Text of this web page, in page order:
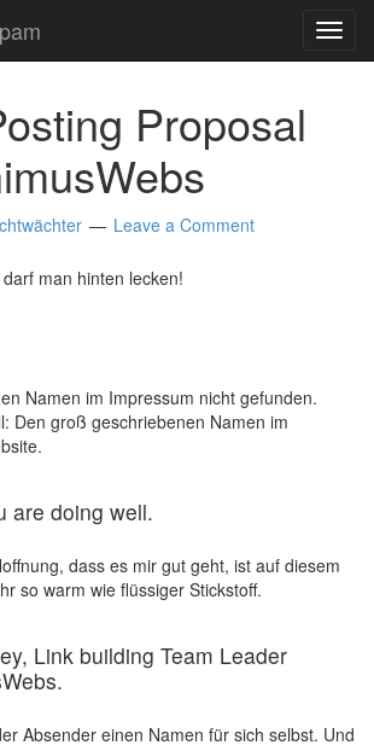
Proposal
Leave a Comment
man hinten lecken!
Namen im Impressum nicht gefunden.
Den groß geschriebenen Namen im
are doing well.
dass es mir gut geht, ist auf diesem
so warm wie flüssiger Stickstoff.
Link building Team Leader
Absender einen Namen für sich selbst. Und